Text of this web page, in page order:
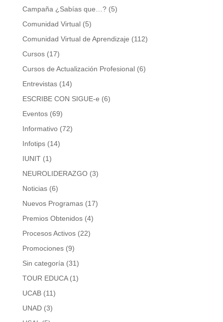
Campaña ¿Sabías que…?(5)
Comunidad Virtual(5)
Comunidad Virtual de Aprendizaje (112)
Cursos(17)
Cursos de Actualización Profesional(6)
Entrevistas(14)
ESCRIBE CON SIGUE-e (6)
Eventos(69)
Informativo(72)
Infotips(14)
IUNIT(1)
NEUROLIDERAZGO(3)
Noticias(6)
Nuevos Programas(17)
Premios Obtenidos(4)
Procesos Activos(22)
Promociones(9)
Sin categoría (31)
TOUR EDUCA(1)
UCAB(11)
UNAD(3)